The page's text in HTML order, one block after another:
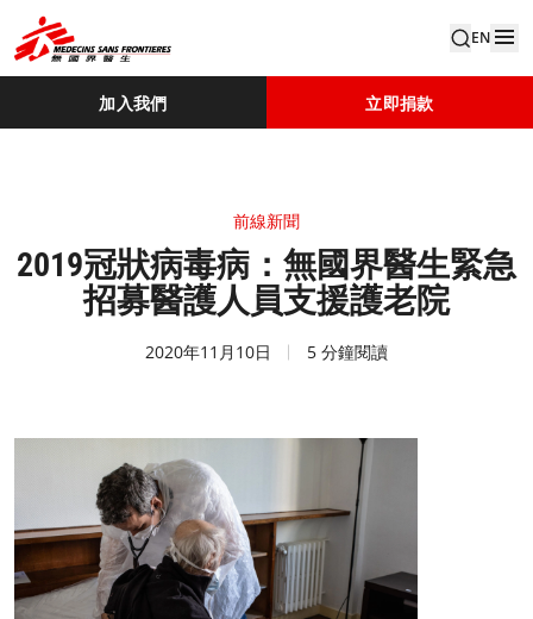
EN
加入我們 立即捐款
前線新聞
2019冠狀病毒病：無國界醫生緊急
招募醫護人員支援護老院
2020年11月10日 5 分鐘閱讀